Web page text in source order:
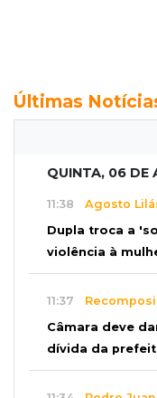
Últimas
QUINTA, 06 DE
11:38 Agosto
Dupla troca a
violência à
11:37
Câmara deve
dívida da